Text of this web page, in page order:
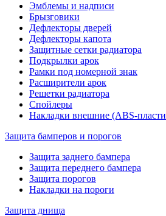
Эмблемы и надписи
Брызговики
Дефлекторы дверей
Дефлекторы капота
Защитные сетки радиатора
Подкрылки арок
Рамки под номерной знак
Расширители арок
Решетки радиатора
Спойлеры
Накладки внешние (ABS-
Защита бамперов и порогов
Защита заднего бампера
Защита переднего бампера
Защита порогов
Накладки на пороги
Защита днища